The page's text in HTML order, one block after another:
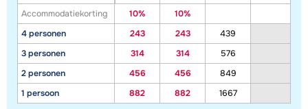
Accommodatiekorting
4 personen
3 personen
2 personen
1 persoon
10%
10%
243
243
439
314
314
576
456
456
849
882
882 1667